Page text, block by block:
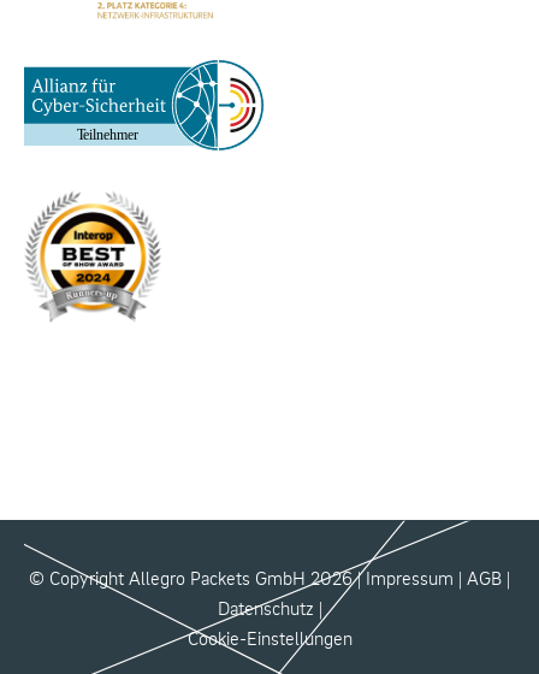
© Copyright Allegro Packets GmbH 2026 |Impressum | AGB |
Datenschutz |
Cookie-Einstellungen